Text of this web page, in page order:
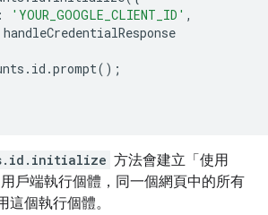
: 'YOUR_GOOGLE_CLIENT_ID' ,
handleCredentialResponse
. id .prompt();
方法會建立「使用
戶端執行個體，同一個網頁中的所有
這個執行個體。